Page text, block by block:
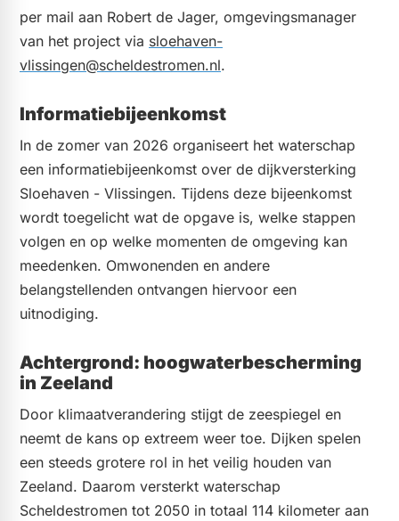
per mail aan Robert de Jager, omgevingsmanager
van het project via sloehaven-
vlissingen@scheldestromen.nl.
Informatiebijeenkomst
In de zomer van 2026 organiseert het waterschap
een informatiebijeenkomst over de dijkversterking
Sloehaven - Vlissingen. Tijdens deze bijeenkomst
wordt toegelicht wat de opgave is, welke stappen
volgen en op welke momenten de omgeving kan
meedenken. Omwonenden en andere
belangstellenden ontvangen hiervoor een
uitnodiging.
Achtergrond: hoogwaterbescherming
in Zeeland
Door klimaatverandering stijgt de zeespiegel en
neemt de kans op extreem weer toe. Dijken spelen
een steeds grotere rol in het veilig houden van
Zeeland. Daarom versterkt waterschap
Scheldestromen tot 2050 in totaal 114 kilometer aan